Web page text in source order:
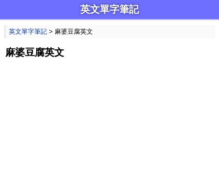
英文單字筆記
英文單字筆記 > 麻婆豆腐英文
麻婆豆腐英文